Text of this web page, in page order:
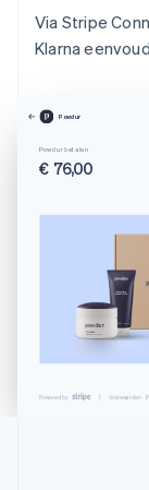
Via Stripe
Klarna
Powdur
Powdur betalen
€ 76,00
Powered by Voorwaarden